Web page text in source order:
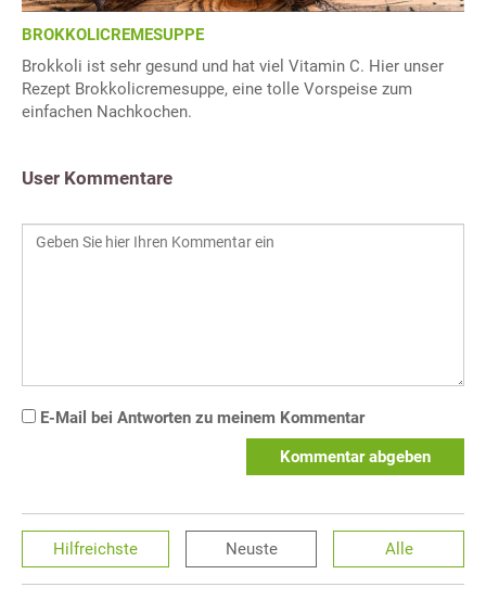
BROKKOLICREMESUPPE
Brokkoli ist sehr gesund und hat viel Vitamin C. Hier unser
Rezept Brokkolicremesuppe, eine tolle Vorspeise zum
einfachen Nachkochen.
User Kommentare
E-Mail bei Antworten zu meinem Kommentar
Kommentar abgeben
Hilfreichste Neuste Alle